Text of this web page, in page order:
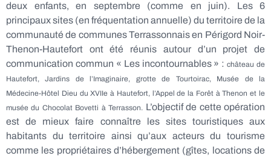
deux enfants, en septembre (comme en juin). Les 6
principaux sites (en fréquentation annuelle) du territoire de la
communauté de communes Terrassonnais en Périgord Noir-
Thenon-Hautefort ont été réunis autour d’un projet de
communication commun « Les incontournables » :château de
Hautefort, Jardins de l’Imaginaire, grotte de Tourtoirac, Musée de la
Médecine-Hôtel Dieu du XVIIe à Hautefort, l’Appel de la Forêt à Thenon et le
musée du Chocolat Bovetti à Terrasson. L’objectif de cette opération
est de mieux faire connaître les sites touristiques aux
habitants du territoire ainsi qu’aux acteurs du tourisme
comme les propriétaires d’hébergement (gîtes, locations de